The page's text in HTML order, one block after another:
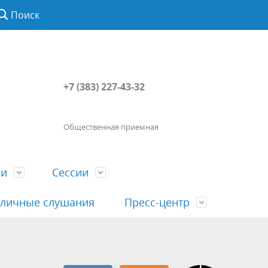
Поиск
+7 (383) 227-43-32
Общественная приемная
Сессии
гражданами
имуществе, обязательствах
слушания Пресс-центр